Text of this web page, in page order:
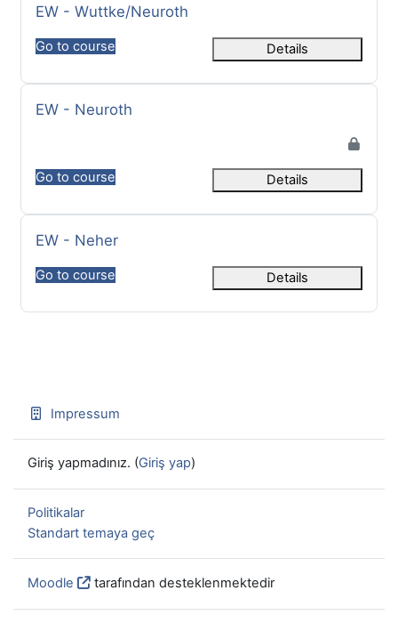
Kurs Adı
EW - Wuttke/Neuroth
Go to course Details
Kurs Adı
EW - Neuroth
Go to course Details
Kurs Adı
EW - Neher
Go to course Details
Impressum
Giriş yapmadınız. (Giriş yap)
Politikalar
Standart temaya geç
Moodle tarafından desteklenmektedir